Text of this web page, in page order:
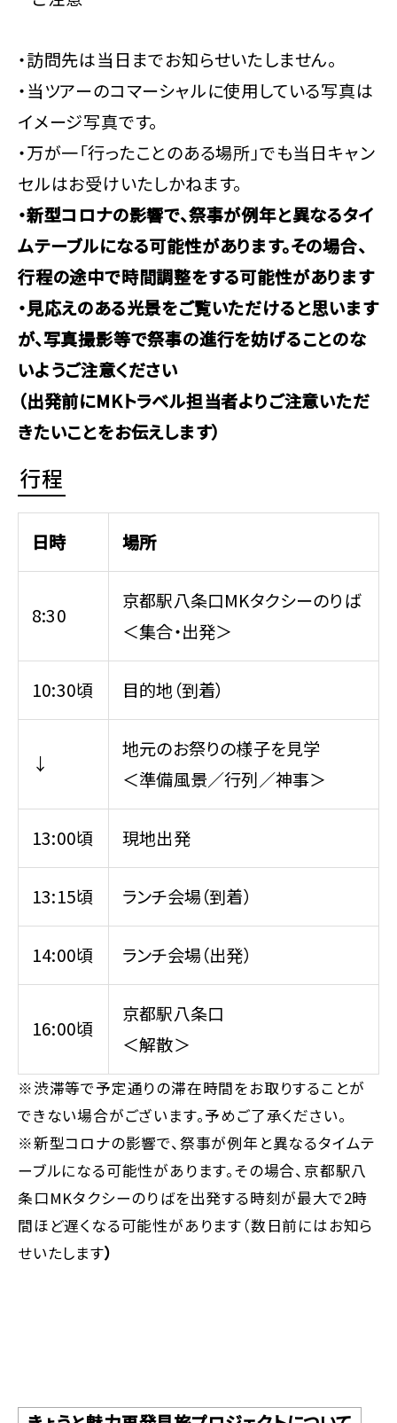
・訪問先は当日までお知らせいたしません。
・当ツアーのコマーシャルに使用している写真は
イメージ写真です。
・万が一「行ったことのある場所」でも当日キャン
セルはお受けいたしかねます。
・新型コロナの影響で、祭事が例年と異なるタイ
ムテーブルになる可能性があります。その場合、
行程の途中で時間調整をする可能性があります
・見応えのある光景をご覧いただけると思います
が、写真撮影等で祭事の進行を妨げることのな
いようご注意ください
（出発前にMKトラベル担当者よりご注意いただ
きたいことをお伝えします）
行程
日時 場所
8:30
京都駅八条口MKタクシーのりば
＜集合・出発＞
10:30頃 目的地（到着）
↓
地元のお祭りの様子を見学
＜準備風景／行列／神事＞
13:00頃 現地出発
13:15頃 ランチ会場（到着）
14:00頃 ランチ会場（出発）
16:00頃
京都駅八条口
＜解散＞
※渋滞等で予定通りの滞在時間をお取りすることが
できない場合がございます。予めご了承ください。
※新型コロナの影響で、祭事が例年と異なるタイムテ
ーブルになる可能性があります。その場合、京都駅八
条口MKタクシーのりばを出発する時刻が最大で2時
間ほど遅くなる可能性があります（数日前にはお知ら
せいたします）